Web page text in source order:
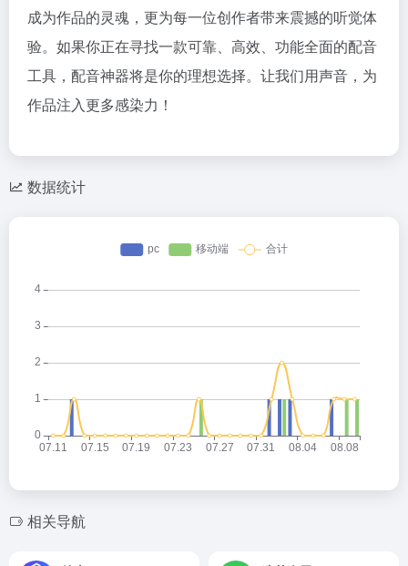
成为作品的灵魂，更为每一位创作者带来震撼的听觉体
验。如果你正在寻找一款可靠、高效、功能全面的配音
工具，配音神器将是你的理想选择。让我们用声音，为
作品注入更多感染力！
数据统计
相关导航